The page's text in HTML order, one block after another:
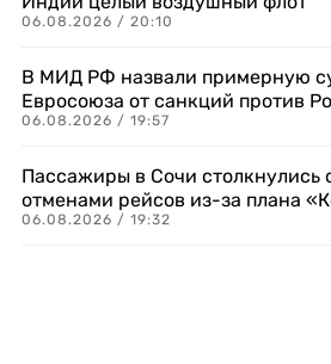
06.08.2026 / 20:10
В МИД РФ назвали примерную
Евросоюза от санкций против
06.08.2026 / 19:57
Пассажиры в Сочи столкнулись
отменами рейсов из-за плана
06.08.2026 / 19:32